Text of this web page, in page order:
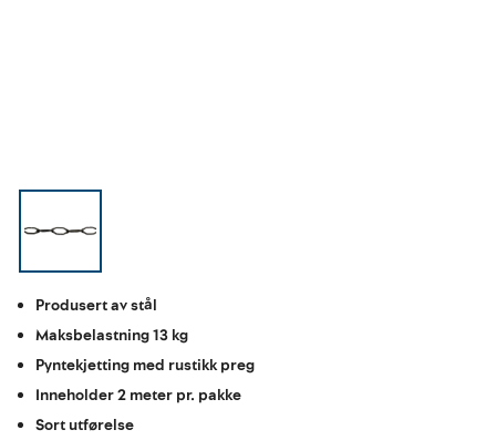
Produsert av stål
Maksbelastning 13 kg
Pyntekjetting med rustikk preg
Inneholder 2 meter pr. pakke
Sort utførelse